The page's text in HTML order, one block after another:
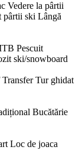
Vedere la pârtii
pârtii ski Lângă
Pescuit
ski/snowboard
Tur ghidat
Bucătărie
Loc de joaca